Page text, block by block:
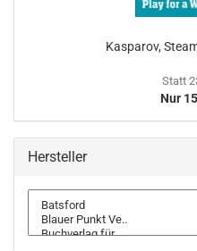
Kasparov,
Statt
Nur
Hersteller